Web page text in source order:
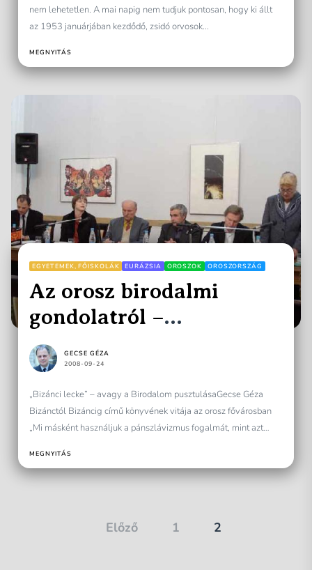
nem lehetetlen. A mai napig nem tudjuk pontosan, hogy ki állt
az 1953 januárjában kezdődő, zsidó orvosok...
MEGNYITÁS
EGYETEMEK, FŐISKOLÁK EURÁZSIA OROSZOK OROSZORSZÁG
Az orosz birodalmi
gondolatról –
Oroszországban
GECSE GÉZA
2008-09-24
„Bizánci lecke” – avagy a Birodalom pusztulásaGecse Géza
Bizánctól Bizáncig című könyvének vitája az orosz fővárosban
„Mi másként használjuk a pánszlávizmus fogalmát, mint azt
MEGNYITÁS
BejegyzésekElőző 1 2